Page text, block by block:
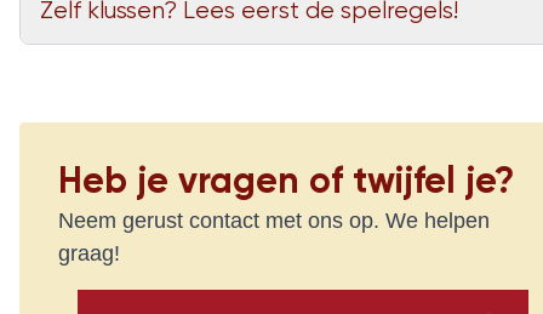
Zelf klussen? Lees eerst de spelregels!
Heb je vragen of twijfel je?
Neem gerust contact met ons op. We helpen
graag!